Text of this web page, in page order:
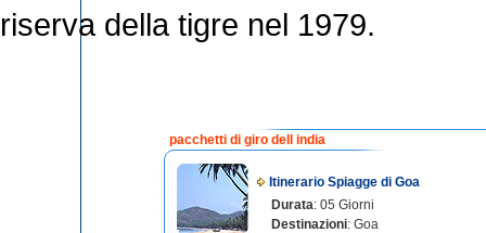
riserva della tigre nel 1979.
pacchetti di giro dell india
Itinerario Spiagge di Goa
Durata: 05 Giorni
Destinazioni: Goa